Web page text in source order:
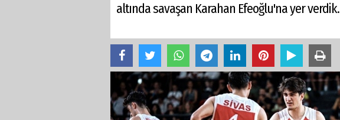
altında savaşan Karahan Efeoğlu'na yer verdik.